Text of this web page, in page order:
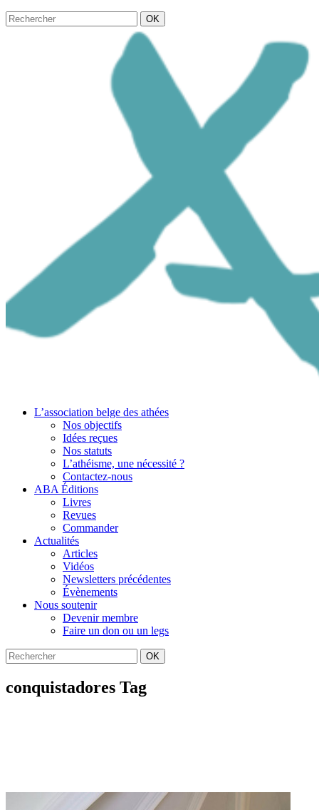
OK
L’association belge des athées
Nos objectifs
Idées reçues
Nos statuts
L’athéisme, une nécessité ?
Contactez-nous
ABA Éditions
Livres
Revues
Commander
Actualités
Articles
Vidéos
Newsletters précédentes
Évènements
Nous soutenir
Devenir membre
Faire un don ou un legs
OK
conquistadores Tag